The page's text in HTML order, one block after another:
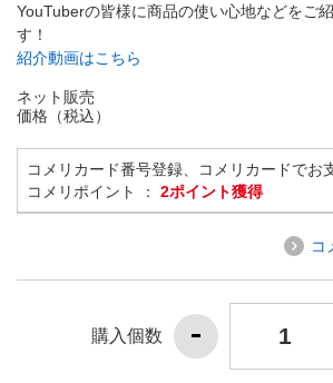
YouTuberの皆様に商品の使い心地などをご
す！
紹介動画はこちら
ネット販売
価格（税込）
コメリカード番号登録、コメリカードでお
コメリポイント ： 2ポイント獲得
コ
購入個数